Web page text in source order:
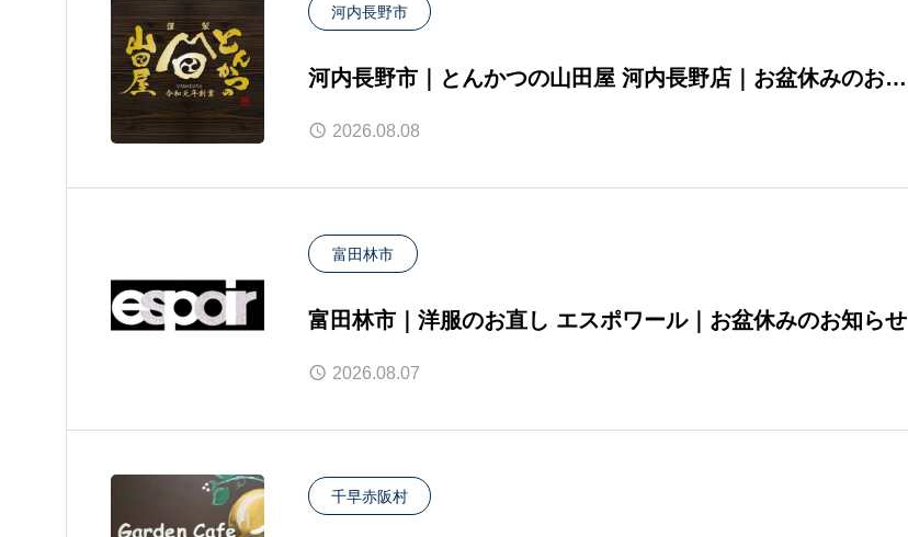
河内長野市
河内長野市｜とんかつの山田屋 河内長野店｜お盆休みのお知
らせ
2026.08.08
富田林市
富田林市｜洋服のお直し エスポワール｜お盆休みのお知らせ
2026.08.07
千早赤阪村